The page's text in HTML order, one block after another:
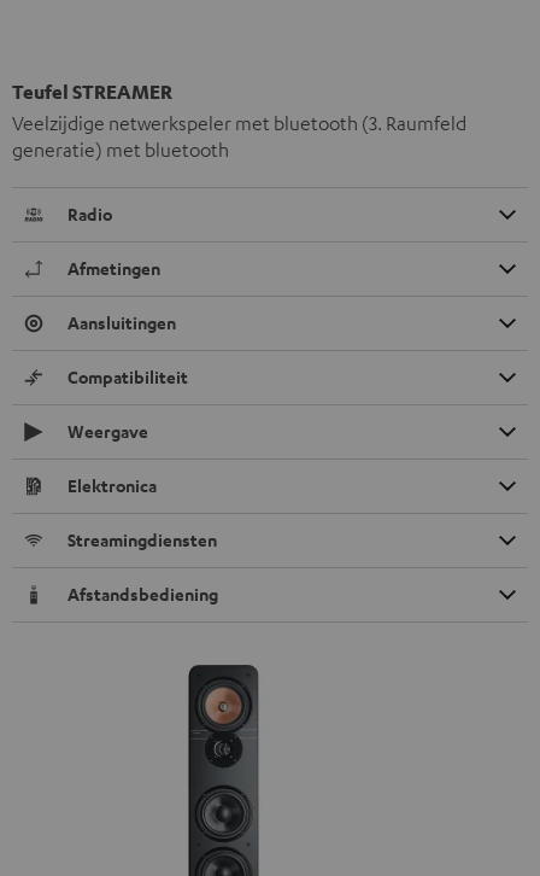
Teufel STREAMER
Veelzijdige netwerkspeler met bluetooth (3. Raumfeld
generatie) met bluetooth
Radio
Afmetingen
Aansluitingen
Compatibiliteit
Weergave
Elektronica
Streamingdiensten
Afstandsbediening